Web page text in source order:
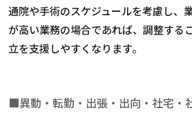
通院や手術のスケジュールを考慮し、
が高い業務の場合であれば、調整する
立を支援しやすくなります。
■異動・転勤・出張・出向・社宅・